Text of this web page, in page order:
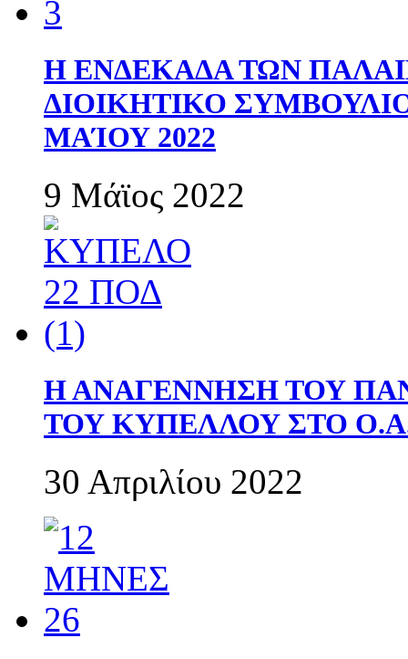
Η ΕΝΔΕΚΑΔΑ ΤΩΝ
ΔΙΟΙΚΗΤΙΚΟ
ΜΑΊΟΥ 2022
9 Μάϊος 2022
Η ΑΝΑΓΕΝΝΗΣΗ ΤΟΥ
ΤΟΥ ΚΥΠΕΛΛΟΥ ΣΤΟ
30 Απριλίου 2022